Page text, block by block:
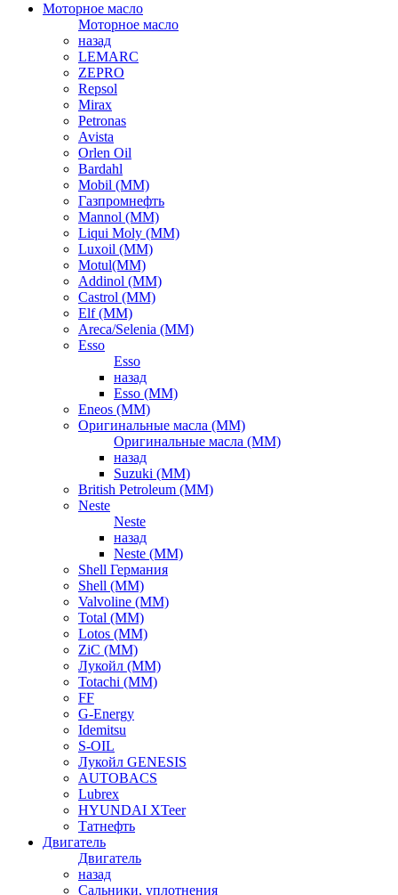
Моторное масло
Моторное масло
назад
LEMARC
ZEPRO
Repsol
Mirax
Petronas
Avista
Orlen Oil
Bardahl
Mobil (ММ)
Газпромнефть
Mannol (ММ)
Liqui Moly (ММ)
Luxoil (ММ)
Motul(ММ)
Addinol (ММ)
Castrol (ММ)
Elf (ММ)
Areca/Selenia (ММ)
Esso
Esso
назад
Esso (ММ)
Eneos (ММ)
Оригинальные масла (ММ)
Оригинальные масла (ММ)
назад
Suzuki (ММ)
British Petroleum (ММ)
Neste
Neste
назад
Neste (ММ)
Shell Германия
Shell (ММ)
Valvoline (ММ)
Total (ММ)
Lotos (ММ)
ZiC (ММ)
Лукойл (ММ)
Totachi (MM)
FF
G-Energy
Idemitsu
S-OIL
Лукойл GENESIS
AUTOBACS
Lubrex
HYUNDAI XTeer
Татнефть
Двигатель
Двигатель
назад
Сальники, уплотнения